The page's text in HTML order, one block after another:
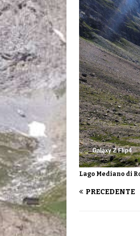
Lago Mediano di
PRECEDENTE